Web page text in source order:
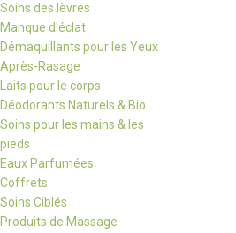
Soins des lèvres
Manque d'éclat
Démaquillants pour les Yeux
Après-Rasage
Laits pour le corps
Déodorants Naturels & Bio
Soins pour les mains & les
pieds
Eaux Parfumées
Coffrets
Soins Ciblés
Produits de Massage